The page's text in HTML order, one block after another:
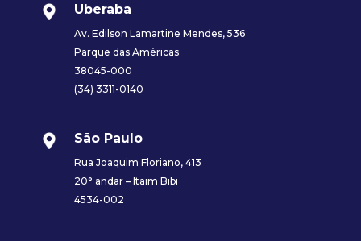
Uberaba
Av. Edilson Lamartine Mendes, 536
Parque das Américas
38045-000
(34) 3311-0140
São Paulo
Rua Joaquim Floriano, 413
20° andar – Itaim Bibi
4534-002